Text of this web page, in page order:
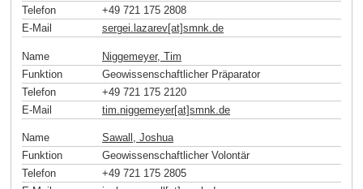
Telefon
+49 721 175 2808
E-Mail
sergei.lazarev[at]smnk de
Name
Niggemeyer, Tim
Funktion
Geowissenschaftlicher Präparator
Telefon
+49 721 175 2120
E-Mail
tim.niggemeyer[at]smnk de
Name
Sawall, Joshua
Funktion
Geowissenschaftlicher Volontär
Telefon
+49 721 175 2805